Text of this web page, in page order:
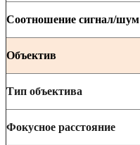
Соотношение сигнал/шум
Объектив
Тип объектива
Фокусное расстояние